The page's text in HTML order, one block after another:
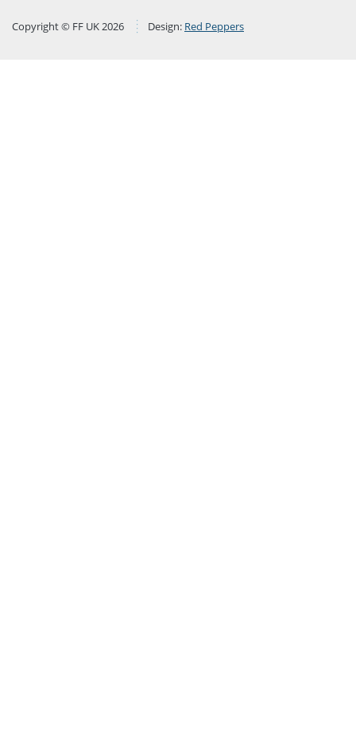
Copyright © FF UK 2026 Design: Red Peppers